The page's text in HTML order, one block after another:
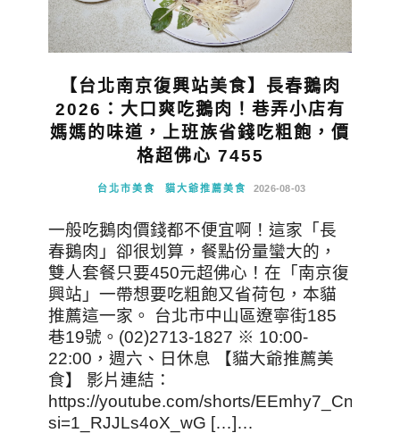
【台北南京復興站美食】長春鵝肉
2026：大口爽吃鵝肉！巷弄小店有
媽媽的味道，上班族省錢吃粗飽，價
格超佛心 7455
台北市美食 貓大爺推薦美食 2026-08-03
一般吃鵝肉價錢都不便宜啊！這家「長
春鵝肉」卻很划算，餐點份量蠻大的，
雙人套餐只要450元超佛心！在「南京復
興站」一帶想要吃粗飽又省荷包，本貓
推薦這一家。 台北市中山區遼寧街185
巷19號。(02)2713-1827 ※ 10:00-
22:00，週六、日休息 【貓大爺推薦美
食】 影片連結：
https://youtube.com/shorts/EEmhy7_Cndg?
si=1_RJJLs4oX_wG […]…